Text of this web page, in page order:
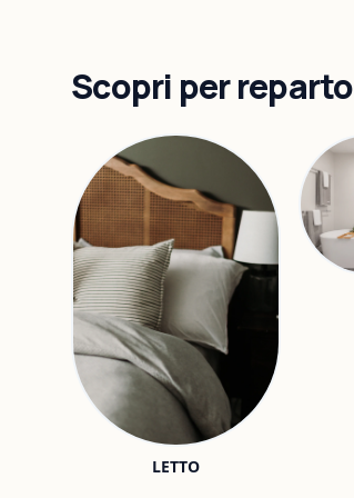
Scopri per reparto
LETTO